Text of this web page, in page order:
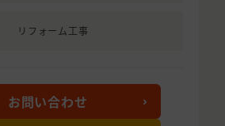
リフォーム工事
お問い合わせ